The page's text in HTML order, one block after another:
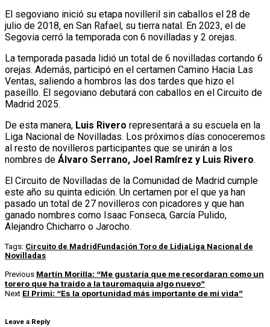
El segoviano inició su etapa novilleril sin caballos el 28 de
julio de 2018, en San Rafael, su tierra natal. En 2023, el de
Segovia cerró la temporada con 6 novilladas y 2 orejas.
La temporada pasada lidió un total de 6 novilladas cortando 6
orejas. Además, participó en el certamen Camino Hacia Las
Ventas, saliendo a hombros las dos tardes que hizo el
paseíllo. El segoviano debutará con caballos en el Circuito de
Madrid 2025.
De esta manera, Luis Rivero representará a su escuela en la
Liga Nacional de Novilladas. Los próximos días conoceremos
al resto de novilleros participantes que se unirán a los
nombres de Álvaro Serrano, Joel Ramírez y Luis Rivero.
El Circuito de Novilladas de la Comunidad de Madrid cumple
este año su quinta edición. Un certamen por el que ya han
pasado un total de 27 novilleros con picadores y que han
ganado nombres como Isaac Fonseca, García Pulido,
Alejandro Chicharro o Jarocho.
Tags: Circuito de Madrid Fundación Toro de LidiaLiga Nacional de
Novilladas
Previous Martín Morilla: “Me gustaría que me recordaran como un
torero que ha traído a la tauromaquia algo nuevo”
Next El Primi: “Es la oportunidad más importante de mi vida”
Leave a Reply